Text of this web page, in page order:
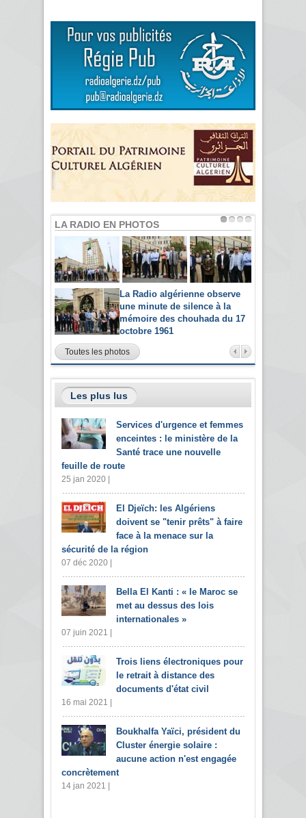
LA RADIO EN PHOTOS
La Radio algérienne observe
une minute de silence à la
mémoire des chouhada du 17
octobre 1961
Toutes les photos
Les plus lus
Services d'urgence et femmes
enceintes : le ministère de la
Santé trace une nouvelle
feuille de route
25 jan 2020 |
El Djeïch: les Algériens
doivent se "tenir prêts" à faire
face à la menace sur la
sécurité de la région
07 déc 2020 |
Bella El Kanti : « le Maroc se
met au dessus des lois
internationales »
07 juin 2021 |
Trois liens électroniques pour
le retrait à distance des
documents d'état civil
16 mai 2021 |
Boukhalfa Yaïci, président du
Cluster énergie solaire :
aucune action n'est engagée
concrètement
14 jan 2021 |